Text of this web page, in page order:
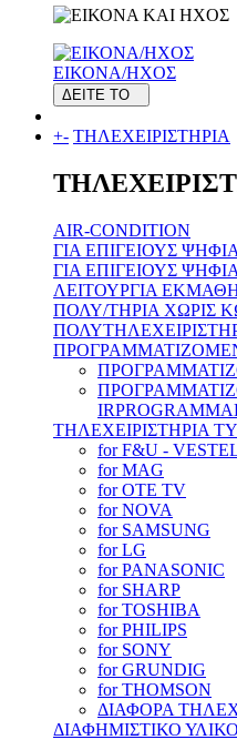
ΕΙΚΟΝΑ/ΗΧΟΣ
ΔΕΙΤΕ ΤΟ
+- ΤΗΛΕΧΕΙΡΙΣΤΗΡΙΑ
AIR-CONDITION
ΓΙΑ ΕΠΙΓΕΙΟΥΣ
ΓΙΑ ΕΠΙΓΕΙΟΥΣ
ΛΕΙΤΟΥΡΓΙΑ
ΠΟΛΥ/ΤΗΡΙΑ ΧΩΡΙΣ
ΤΗΛΕΧΕΙΡΙΣΤΗΡΙΑ
for F&U -
for MAG
for OTE TV
for NOVA
for SAMSUNG
for LG
for PANASONIC
for SHARP
for TOSHIBA
for PHILIPS
for SONY
for GRUNDIG
for THOMSON
ΔΙΑΦΟΡΑ
ΔΙΑΦΗΜΙΣΤΙΚΟ ΥΛΙΚΟ